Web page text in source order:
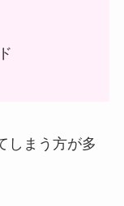
しまう方が多